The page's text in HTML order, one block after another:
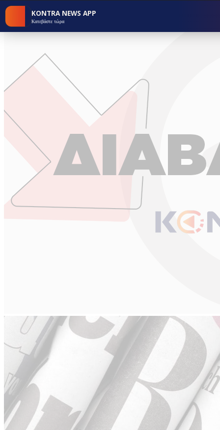
KONTRA NEWS APP
Κατεβάστε τώρα